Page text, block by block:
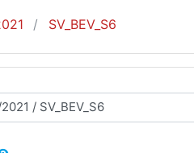
SV_BEV_S6